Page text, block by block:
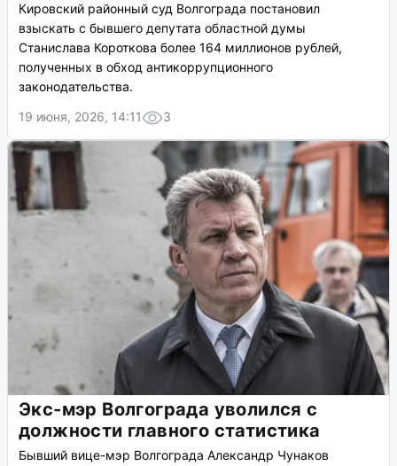
Кировский районный суд Волгограда постановил
взыскать с бывшего депутата областной думы
Станислава Короткова более 164 миллионов рублей,
полученных в обход антикоррупционного
законодательства.
19 июня, 2026, 14:11
3
Экс-мэр Волгограда уволился с
должности главного статистика
Бывший вице-мэр Волгограда Александр Чунаков